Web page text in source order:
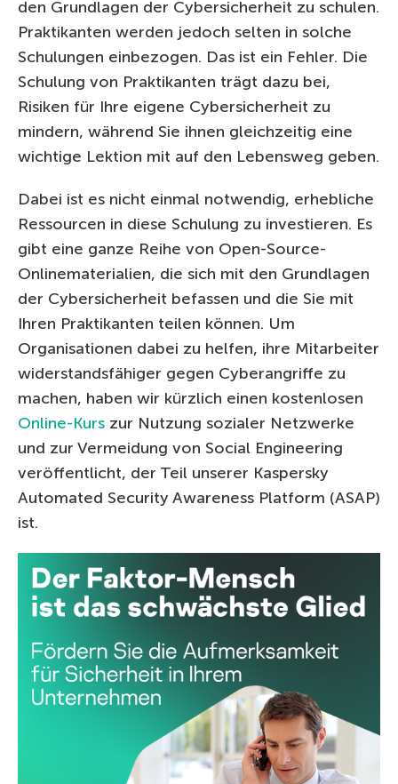
den Grundlagen der Cybersicherheit zu schulen.
Praktikanten werden jedoch selten in solche
Schulungen einbezogen. Das ist ein Fehler. Die
Schulung von Praktikanten trägt dazu bei,
Risiken für Ihre eigene Cybersicherheit zu
mindern, während Sie ihnen gleichzeitig eine
wichtige Lektion mit auf den Lebensweg geben.
Dabei ist es nicht einmal notwendig, erhebliche
Ressourcen in diese Schulung zu investieren. Es
gibt eine ganze Reihe von Open-Source-
Onlinematerialien, die sich mit den Grundlagen
der Cybersicherheit befassen und die Sie mit
Ihren Praktikanten teilen können. Um
Organisationen dabei zu helfen, ihre Mitarbeiter
widerstandsfähiger gegen Cyberangriffe zu
machen, haben wir kürzlich einen kostenlosen
Online-Kurs zur Nutzung sozialer Netzwerke
und zur Vermeidung von Social Engineering
veröffentlicht, der Teil unserer Kaspersky
Automated Security Awareness Platform (ASAP)
ist.